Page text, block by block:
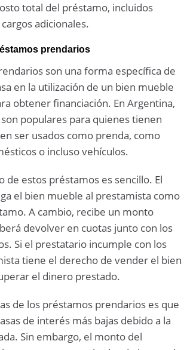
total del préstamo, incluidos
adicionales.
prendarios
son una forma específica de
en la utilización de un bien mueble
obtener financiación. En Argentina,
populares para quienes tienen
ser usados como prenda, como
o incluso vehículos.
de estos préstamos es sencillo. El
el bien mueble al prestamista como
A cambio, recibe un monto
devolver en cuotas junto con los
Si el prestatario incumple con los
tiene el derecho de vender el bien
el dinero prestado.
de los préstamos prendarios es que
de interés más bajas debido a la
Sin embargo, el monto del